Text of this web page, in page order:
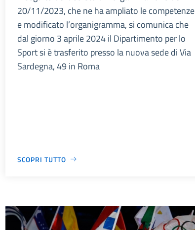
20/11/2023, che ne ha ampliato le competenze
e modificato l’organigramma, si comunica che
dal giorno 3 aprile 2024 il Dipartimento per lo
Sport si è trasferito presso la nuova sede di Via
Sardegna, 49 in Roma
SCOPRI TUTTO